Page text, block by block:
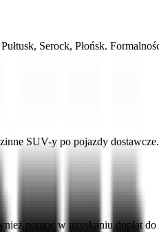
Serock, Płońsk.
SUV-y po pojazdy
pomoc w uzyskaniu dopłat